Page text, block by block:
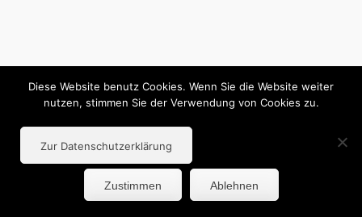
Diese Website benutz Cookies. Wenn Sie die Website weiter
nutzen, stimmen Sie der Verwendung von Cookies zu.
Zur Datenschutzerklärung
Zustimmen Ablehnen